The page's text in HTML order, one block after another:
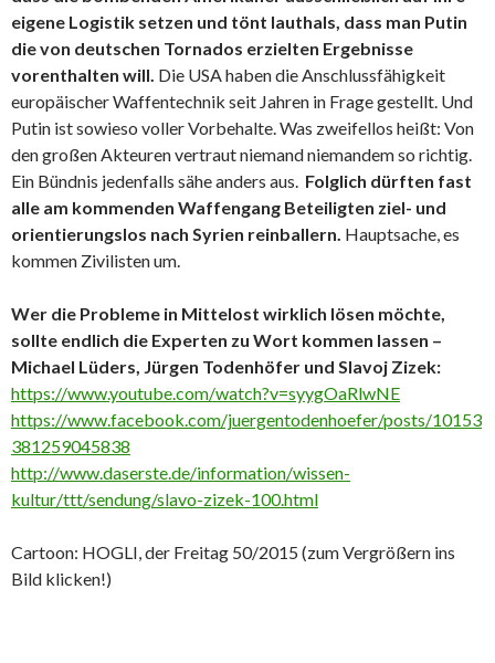
eigene Logistik setzen und tönt lauthals, dass man Putin
die von deutschen Tornados erzielten Ergebnisse
vorenthalten will. Die USA haben die Anschlussfähigkeit
europäischer Waffentechnik seit Jahren in Frage gestellt. Und
Putin ist sowieso voller Vorbehalte. Was zweifellos heißt: Von
den großen Akteuren vertraut niemand niemandem so richtig.
Ein Bündnis jedenfalls sähe anders aus. Folglich dürften fast
alle am kommenden Waffengang Beteiligten ziel- und
orientierungslos nach Syrien reinballern. Hauptsache, es
kommen Zivilisten um.
Wer die Probleme in Mittelost wirklich lösen möchte,
sollte endlich die Experten zu Wort kommen lassen –
Michael Lüders, Jürgen Todenhöfer und Slavoj Zizek:
https://www.youtube.com/watch?v=syygOaRlwNE
https://www.facebook.com/juergentodenhoefer/posts/10153
381259045838
http://www.daserste.de/information/wissen-
kultur/ttt/sendung/slavo-zizek-100.html
Cartoon: HOGLI, der Freitag 50/2015 (zum Vergrößern ins
Bild klicken!)